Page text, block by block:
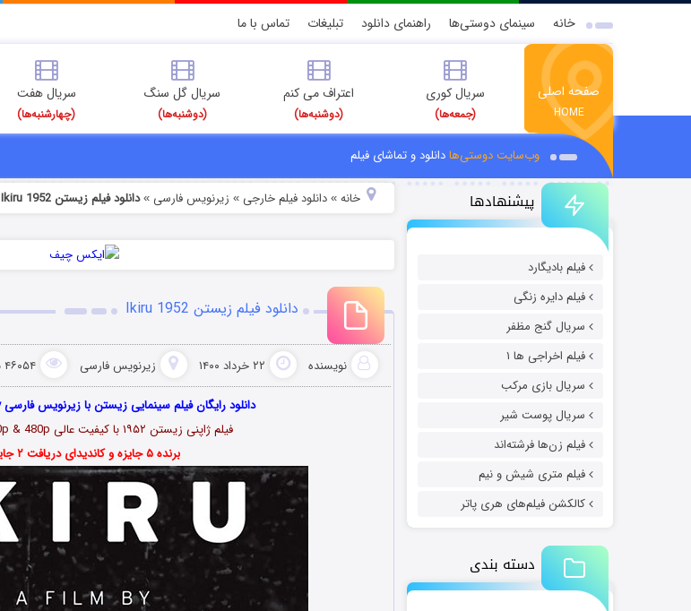
خانه سینمای دوستی‌ها راهنمای دانلود تبلیغات تماس با ما
صفحه اصلی
HOME
سریال کوری
(جمعه‌ها)
اعتراف می کنم
(دوشنبه‌ها)
سریال گل سنگ
(دوشنبه‌ها)
سریال هفت
(چهارشنبه‌ها)
وب‌سایت دوستی‌هادانلود و تماشای فیلم
پیشنهادها
فیلم بادیگارد
فیلم دایره زنگی
سریال گنج مظفر
فیلم اخراجی ها ۱
سریال بازی مرکب
سریال پوست شیر
فیلم زن‌ها فرشته‌اند
فیلم متری شیش و نیم
کالکشن فیلم‌های هری پاتر
دسته بندی
خانه» دانلود فیلم خارجی » زیرنویس فارسی »دانلود فیلم زیستن Ikiru 1952
دانلود فیلم زیستن Ikiru 1952
نویسنده ۲۲ خرداد ۱۴۰۰ زیرنویس فارسی ۴۶۰۵۴ بازدید
دانلود رایگان فیلم سینمایی زیستن با زیرنویس فارسی Ikiru 1952 BluRay
فیلم ژاپنی زیستن ۱۹۵۲ با کیفیت عالی 1080p & 720p & 480p
برنده ۵ جایزه و کاندیدای دریافت ۲ جایزه